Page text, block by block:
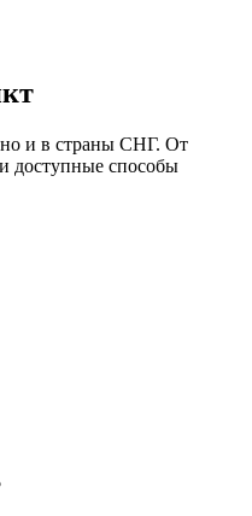
но и в страны СНГ. От
доступные способы